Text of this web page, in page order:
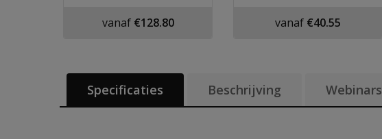
vanaf €128.80 vanaf €40.55
Specificaties Beschrijving Webinars